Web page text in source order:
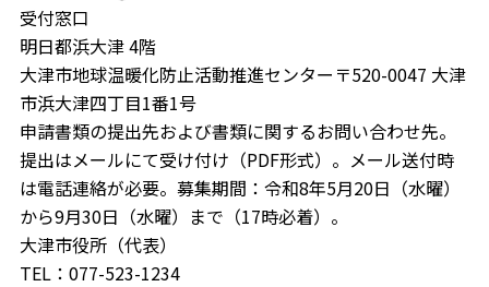
受付窓口
明日都浜大津 4階
大津市地球温暖化防止活動推進センター〒520-0047 大津
市浜大津四丁目1番1号
申請書類の提出先および書類に関するお問い合わせ先。
提出はメールにて受け付け（PDF形式）。メール送付時
は電話連絡が必要。募集期間：令和8年5月20日（水曜）
から9月30日（水曜）まで（17時必着）。
大津市役所（代表）
TEL：077-523-1234